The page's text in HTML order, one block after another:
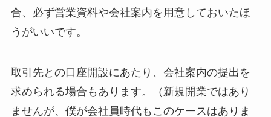
合、必ず営業資料や会社案内を用意しておいたほ
うがいいです。
取引先との口座開設にあたり、会社案内の提出を
求められる場合もあります。（新規開業ではあり
ませんが、僕が会社員時代もこのケースはありま